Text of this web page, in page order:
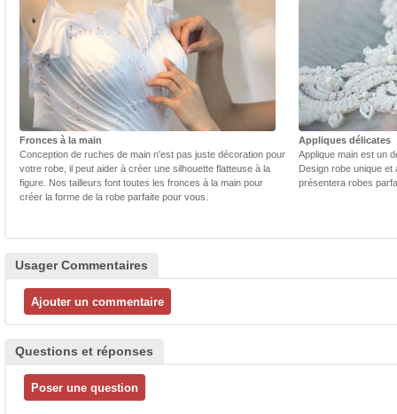
Fronces à la main
Conception de ruches de main n'est pas juste décoration pour
votre robe, il peut aider à créer une silhouette flatteuse à la
figure. Nos tailleurs font toutes les fronces à la main pour
créer la forme de la robe parfaite pour vous.
Appliques délicates
Applique main est un
Design robe unique
présentera robes
Usager Commentaires
Questions et réponses